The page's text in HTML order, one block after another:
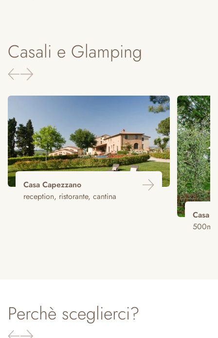
Casali e Glamping
Casa Capezzano
reception, ristorante, cantina
Casa
500mt
Perchè sceglierci?